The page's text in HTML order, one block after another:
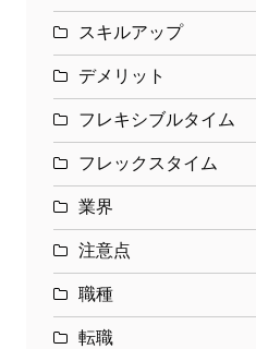
スキルアップ
デメリット
フレキシブルタイム
フレックスタイム
業界
注意点
職種
転職